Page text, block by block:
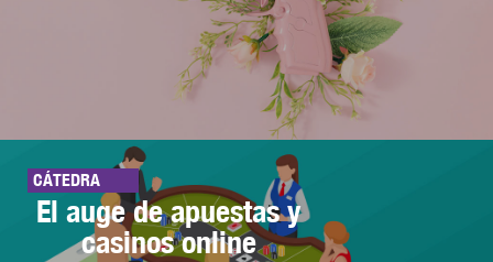
CÁTEDRA
El auge de apuestas y
casinos online